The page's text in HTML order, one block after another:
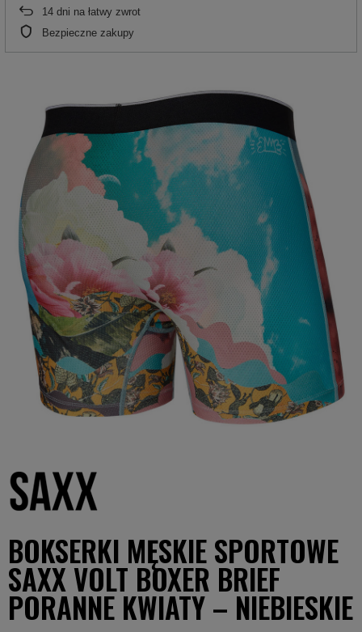
14 dni na łatwy zwrot
Bezpieczne zakupy
BOKSERKI MĘSKIE SPORTOWE
SAXX VOLT BOXER BRIEF
PORANNE KWIATY – NIEBIESKIE